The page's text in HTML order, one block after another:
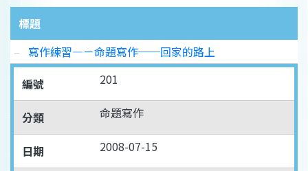
標題
寫作練習—－命題寫作──回家的路上
編號
201
分類 命題寫作
日期 2008-07-15